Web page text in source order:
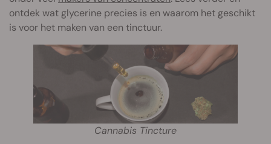
ontdek wat glycerine precies is en waarom het geschikt
is voor het maken van een tinctuur.
Cannabis Tincture